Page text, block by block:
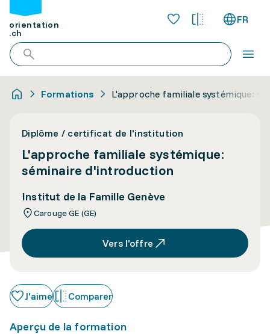
orientation
.ch
FR
Formations L'approche familiale systémique:
Diplôme / certificat de l'institution
L'approche familiale systémique:
séminaire d'introduction
Institut de la Famille Genève
Carouge GE (GE)
Vers l’offre
J'aime Comparer
Aperçu de la formation